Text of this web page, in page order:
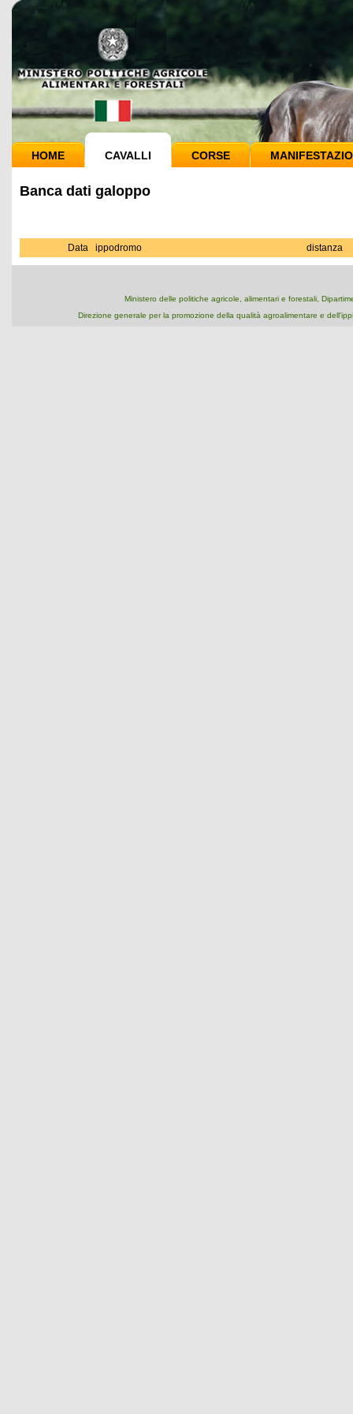
HOME CAVALLI CORSE
Banca dati galoppo
Data ippodromo distanza
Ministero delle politiche agricole, alimentari e forestali,
Direzione generale per la promozione della qualità agroalimentare e